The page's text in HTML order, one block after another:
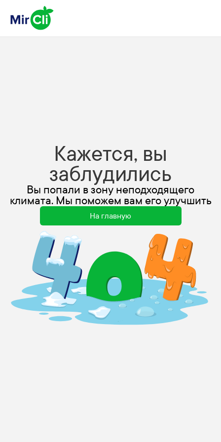
Кажется, вы
заблудились
Вы попали в зону неподходящего
климата. Мы поможем вам его улучшить
На главную